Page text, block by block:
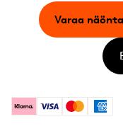
KlarnaVisa Mastercard
Varaa